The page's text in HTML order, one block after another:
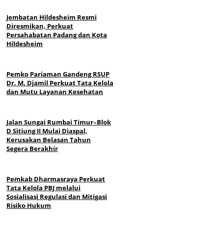
Jembatan Hildesheim Resmi
Diresmikan, Perkuat
Persahabatan Padang dan Kota
Hildesheim
Pemko Pariaman Gandeng RSUP
Dr. M. Djamil Perkuat Tata Kelola
dan Mutu Layanan Kesehatan
Jalan Sungai Rumbai Timur–Blok
D Sitiung II Mulai Diaspal,
Kerusakan Belasan Tahun
Segera Berakhir
Pemkab Dharmasraya Perkuat
Tata Kelola PBJ melalui
Sosialisasi Regulasi dan Mitigasi
Risiko Hukum